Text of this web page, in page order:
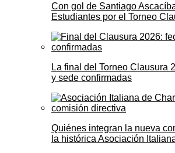
Con gol de Santiago
Estudiantes por el Torneo
La final del Torneo Clausura
y sede confirmadas
Quiénes integran la nueva
la histórica Asociación